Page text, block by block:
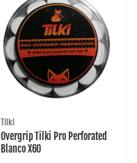
Proveedor:
Tilki
Overgrip Tilki Pro Perforated
Blanco X60